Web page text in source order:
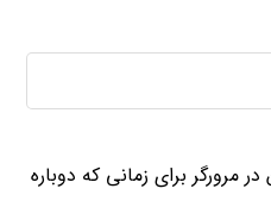
مرورگر برای زمانی که دوباره